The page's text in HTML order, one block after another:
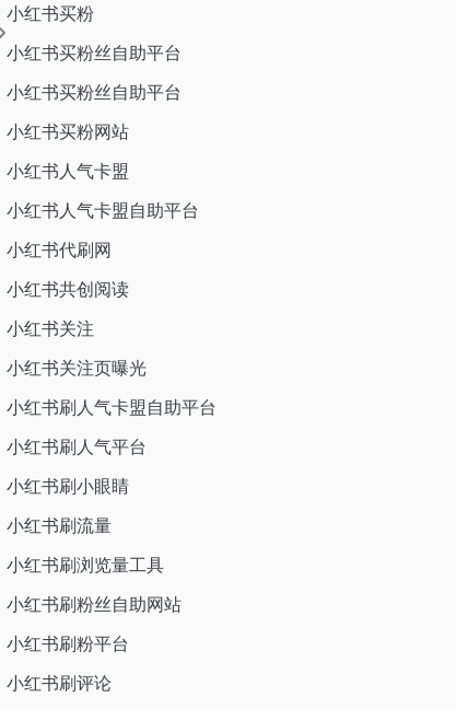
小红书买粉
小红书买粉丝自助平台
小红书买粉丝自助平台
小红书买粉网站
小红书人气卡盟
小红书人气卡盟自助平台
小红书代刷网
小红书共创阅读
小红书关注
小红书关注页曝光
小红书刷人气卡盟自助平台
小红书刷人气平台
小红书刷小眼睛
小红书刷流量
小红书刷浏览量工具
小红书刷粉丝自助网站
小红书刷粉平台
小红书刷评论